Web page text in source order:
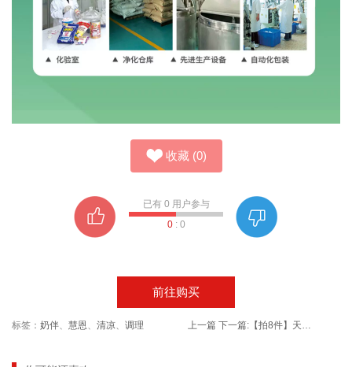
收藏 (0)
已有 0 用户参与
0: 0
前往购买
标签： 奶伴、 慧恩、 清凉、 调理 上一篇 下一篇: 【拍8件】天兴隆国潮风无糖薄荷糖铁盒装8盒